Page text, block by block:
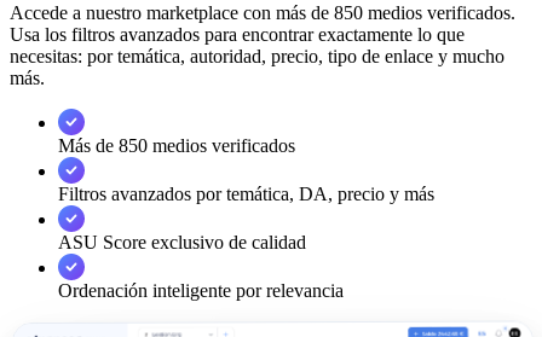
Accede a nuestro marketplace con más de 850 medios verificados.
Usa los filtros avanzados para encontrar exactamente lo que
necesitas: por temática, autoridad, precio, tipo de enlace y mucho
más.
Más de 850 medios verificados
Filtros avanzados por temática, DA, precio y más
ASU Score exclusivo de calidad
Ordenación inteligente por relevancia